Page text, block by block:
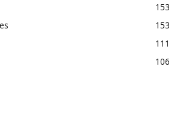
153
153
111
106